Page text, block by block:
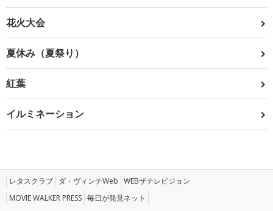
花火大会
夏休み（夏祭り）
紅葉
イルミネーション
レタスクラブ ダ・ヴィンチWeb WEBザテレビジョン
MOVIE WALKER PRESS 毎日が発見ネット